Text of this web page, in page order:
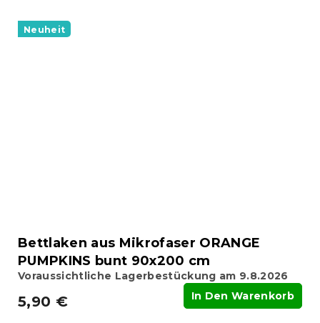
Neuheit
Bettlaken aus Mikrofaser ORANGE
PUMPKINS bunt 90x200 cm
Voraussichtliche Lagerbestückung am 9.8.2026
5,90 € In Den Warenkorb